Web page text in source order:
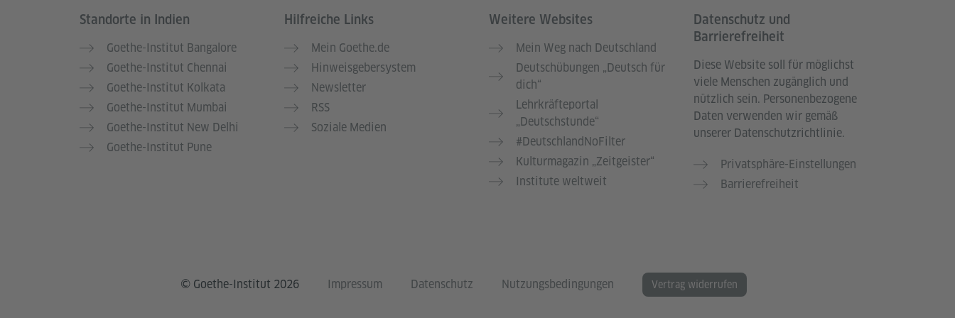
Service- und Informationsbereich
Standorte in Indien
Goethe-Institut Bangalore
Goethe-Institut Chennai
Goethe-Institut Kolkata
Goethe-Institut Mumbai
Goethe-Institut New Delhi
Goethe-Institut Pune
Hilfreiche Links
Mein Goethe.de
Hinweisgebersystem
Newsletter
RSS
Soziale Medien
Weitere Websites
Mein Weg nach Deutschland
Deutschübungen „Deutsch für
dich“
Lehrkräfteportal
„Deutschstunde“
#DeutschlandNoFilter
Kulturmagazin „Zeitgeister“
Institute weltweit
Datenschutz und
Barrierefreiheit
Diese Website soll für möglichst
viele Menschen zugänglich und
nützlich sein. Personenbezogene
Daten verwenden wir gemäß
unserer Datenschutzrichtlinie.
Privatsphäre-Einstellungen
Barrierefreiheit
© Goethe-Institut 2026 Impressum Datenschutz Nutzungsbedingungen Vertrag widerrufen